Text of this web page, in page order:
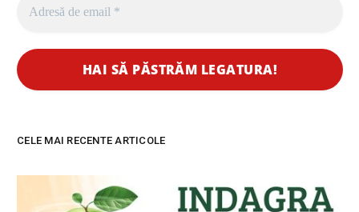
CELE MAI RECENTE ARTICOLE